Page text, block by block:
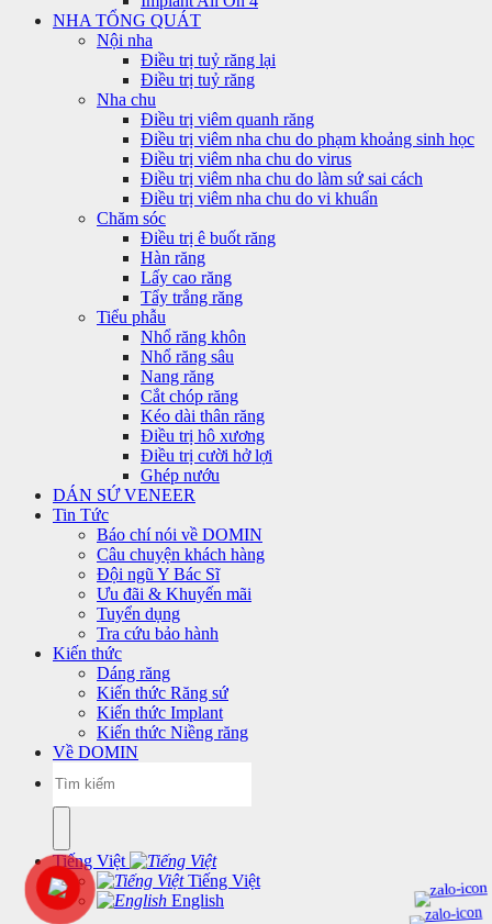
NHA TỔNG QUÁT
Nội nha
Điều trị tuỷ răng lại
Điều trị tuỷ răng
Nha chu
Điều trị viêm quanh răng
Điều trị viêm nha chu do phạm khoảng sinh học
Điều trị viêm nha chu do virus
Điều trị viêm nha chu do làm sứ sai cách
Điều trị viêm nha chu do vi khuẩn
Chăm sóc
Điều trị ê buốt răng
Hàn răng
Lấy cao răng
Tẩy trắng răng
Tiểu phẫu
Nhổ răng khôn
Nhổ răng sâu
Nang răng
Cắt chóp răng
Kéo dài thân răng
Điều trị hô xương
Điều trị cười hở lợi
Ghép nướu
DÁN SỨ VENEER
Tin Tức
Báo chí nói về DOMIN
Câu chuyện khách hàng
Đội ngũ Y Bác Sĩ
Ưu đãi & Khuyến mãi
Tuyển dụng
Tra cứu bảo hành
Kiến thức
Dáng răng
Kiến thức Răng sứ
Kiến thức Implant
Kiến thức Niềng răng
Về DOMIN
Tiếng Việt
Tiếng Việt
English